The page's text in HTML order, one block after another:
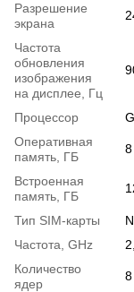
Разрешение
экрана
Частота
обновления
изображения
на дисплее, Гц
Процессор
Оперативная
память, ГБ
8
Встроенная
память, ГБ
Тип SIM-карты
Частота, GHz
Количество
ядер
8